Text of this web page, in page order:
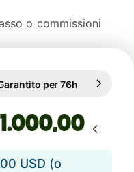
o commissioni
per 76h
,00
USD (o